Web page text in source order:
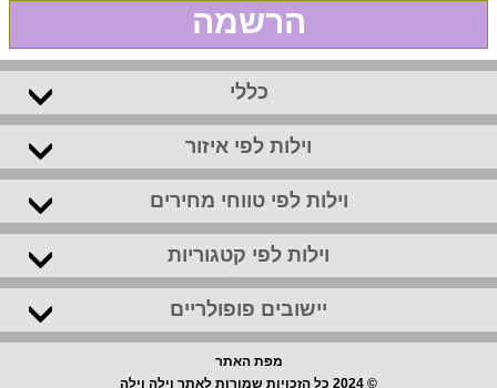
הרשמה
כללי
וילות לפי איזור
וילות לפי טווחי מחירים
וילות לפי קטגוריות
יישובים פופולריים
מפת האתר
© 2024 כל הזכויות שמורות לאתר וילה וילה